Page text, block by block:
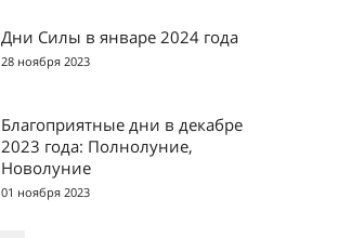
Дни Силы в январе 2024 года
28 ноября 2023
Благоприятные дни в декабре
2023 года: Полнолуние,
Новолуние
01 ноября 2023